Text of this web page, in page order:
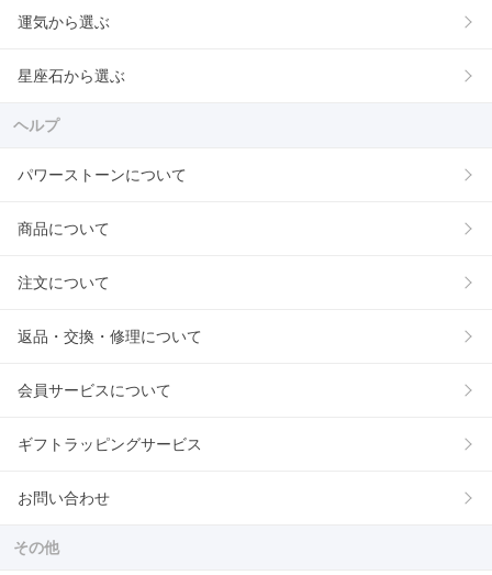
運気から選ぶ
星座石から選ぶ
ヘルプ
パワーストーンについて
商品について
注文について
返品・交換・修理について
会員サービスについて
ギフトラッピングサービス
お問い合わせ
その他